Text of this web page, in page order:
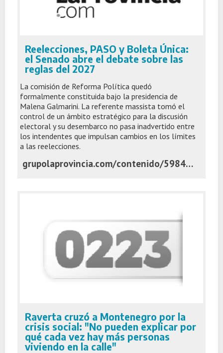
Reelecciones, PASO y Boleta Única:
el Senado abre el debate sobre las
reglas del 2027
La comisión de Reforma Política quedó
formalmente constituida bajo la presidencia de
Malena Galmarini. La referente massista tomó el
control de un ámbito estratégico para la discusión
electoral y su desembarco no pasa inadvertido entre
los intendentes que impulsan cambios en los límites
a las reelecciones.
grupolaprovincia.com/contenido/598443/reelecciones-paso-y-boleta-unica-el-senado-abre-el-debate-sobre-las-reglas-del-2#google_vignette
Raverta cruzó a Montenegro por la
crisis social: "No pueden explicar por
qué cada vez hay más personas
viviendo en la calle"